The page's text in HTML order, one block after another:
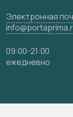
Электронная
09:00-21:00
ежедневно